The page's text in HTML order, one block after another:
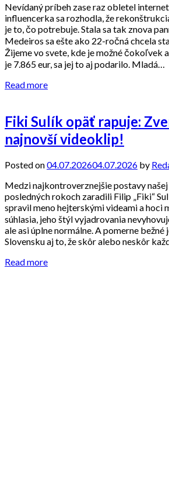
Nevídaný príbeh zase raz obletel
influencerka sa rozhodla, že
je to, čo potrebuje. Stala sa tak znova
Medeiros sa ešte ako 22-ročná chcela
Žijeme vo svete, kde je možné čokoľvek
je 7.865 eur, sa jej to aj podarilo. Mladá…
Read more
Fiki Sulík opäť rapuje:
najnovší videoklip!
Posted on04.07.202604.07.2026 by
Medzi najkontroverznejšie postavy našej
posledných rokoch zaradili Filip „Fiki“
spravil meno hejterskými videami a hoci
súhlasia, jeho štýl vyjadrovania
ale asi úplne normálne. A pomerne bežné
Slovensku aj to, že skôr alebo neskôr
Read more